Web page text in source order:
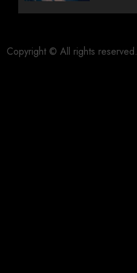
Copyright © All rights reserved.